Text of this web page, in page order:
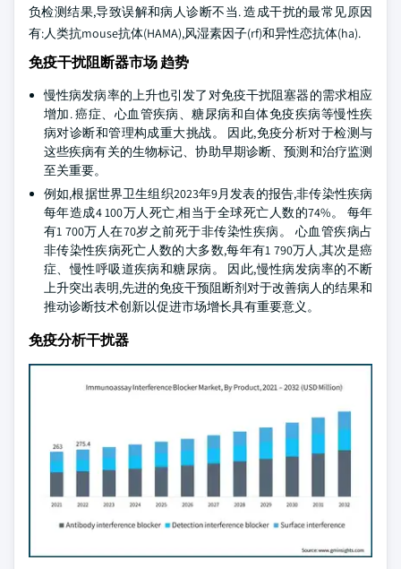
负检测结果,导致误解和病人诊断不当. 造成干扰的最常见原因
有:人类抗mouse抗体(HAMA),风湿素因子(rf)和异性恋抗体(ha).
免疫干扰阻断器市场 趋势
慢性病发病率的上升也引发了对免疫干扰阻塞器的需求相应
增加. 癌症、心血管疾病、糖尿病和自体免疫疾病等慢性疾
病对诊断和管理构成重大挑战。 因此,免疫分析对于检测与
这些疾病有关的生物标记、协助早期诊断、预测和治疗监测
至关重要。
例如,根据世界卫生组织2023年9月发表的报告,非传染性疾病
每年造成4 100万人死亡,相当于全球死亡人数的74%。 每年
有1 700万人在70岁之前死于非传染性疾病。 心血管疾病占
非传染性疾病死亡人数的大多数,每年有1 790万人,其次是癌
症、慢性呼吸道疾病和糖尿病。 因此,慢性病发病率的不断
上升突出表明,先进的免疫干预阻断剂对于改善病人的结果和
推动诊断技术创新以促进市场增长具有重要意义。
免疫分析干扰器